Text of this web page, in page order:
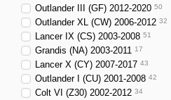
Outlander III (GF) 2012-2020 50
Outlander XL (CW) 2006-2012 32
Lancer IX (CS) 2003-2008 51
Grandis (NA) 2003-2011 17
Lancer X (CY) 2007-2017 43
Outlander I (CU) 2001-2008 42
Colt VI (Z30) 2002-2012 34